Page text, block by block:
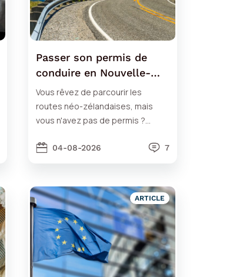
Passer son permis de
conduire en Nouvelle-
Zélande
Vous rêvez de parcourir les
routes néo-zélandaises, mais
vous n'avez pas de permis ?
en Nouvelle-Zélande !
04-08-2026 7
ARTICLE